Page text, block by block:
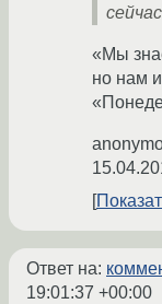
«Мы
но нам
Ответ на:
19:01:37 +00:00